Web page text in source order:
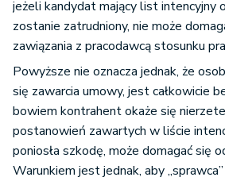
jeżeli kandydat mający list intencyjny
zostanie zatrudniony, nie może
zawiązania z pracodawcą stosunku
Powyższe nie oznacza jednak, że
się zawarcia umowy, jest całkowicie
bowiem kontrahent okaże się
postanowień zawartych w liście
poniosła szkodę, może domagać się
Warunkiem jest jednak, aby